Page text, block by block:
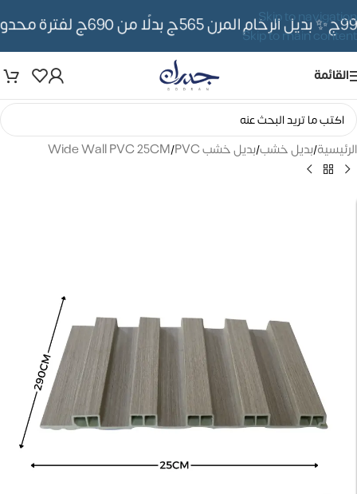
Skip to navigation
Skip to main content
✨ بديل الرخام المرن 565ج بدلًا من 690ج لفترة محدوده
القائمة
الرئيسية/بديل خشب/بديل خشب PVC /
Wide Wall PVC 25CM